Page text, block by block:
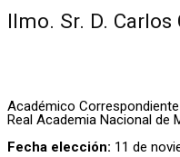
Ilmo. Sr. D.
Académico Correspondiente
Real Academia Nacional de
Fecha elección: 11 de